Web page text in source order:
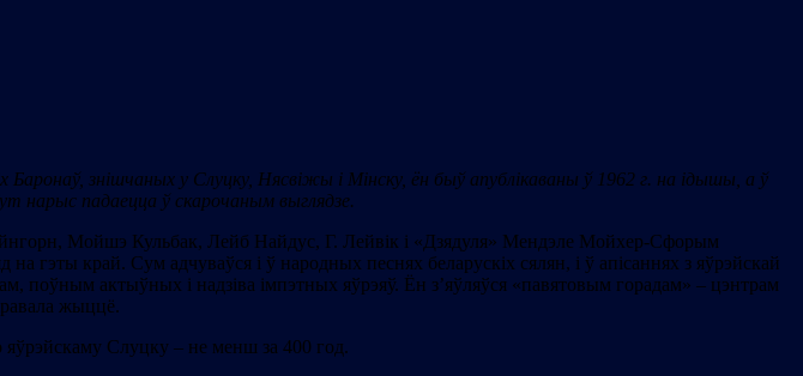
Баронаў, знішчаных у Слуцку, Нясвіжы і Мінску, ён быў апублікаваны ў 1962 г. на ідышы, а ў
нарыс падаецца ў скарочаным выглядзе.
Мойшэ Кульбак, Лейб Найдус, Г. Лейвік і «Дзядуля» Мендэле Мойхер-Сфорым
гэты край. Сум адчуваўся і ў народных песнях беларускіх сялян, і ў апісаннях з яўрэйскай
поўным актыўных і надзіва імпэтных яўрэяў. Ён з’яўляўся «павятовым горадам» – цэнтрам
жыццё.
Слуцку – не менш за 400 год.